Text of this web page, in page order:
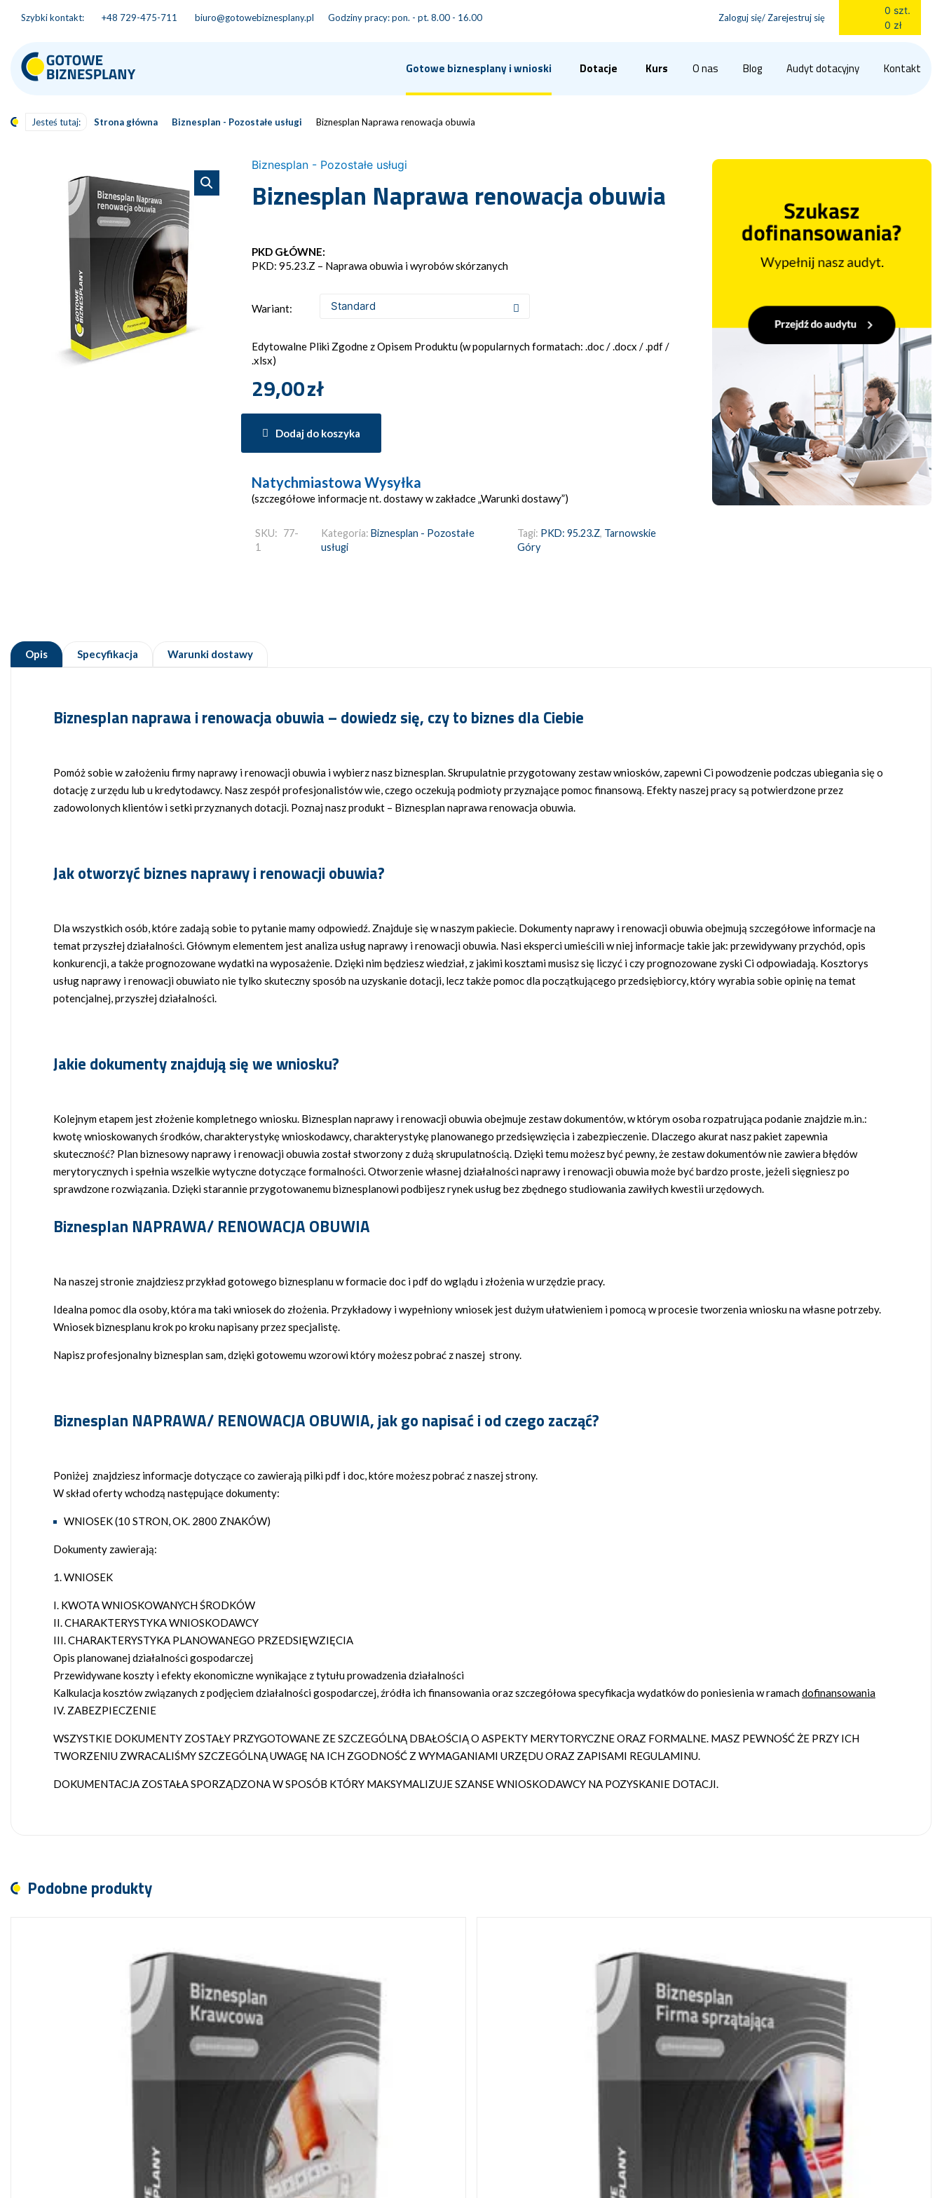
Szybki kontakt: +48 729-475-711 biuro@gotowebiznesplany.pl Godziny pracy: pon. - pt. 8.00 - 16.00 Zaloguj się/ Zarejestruj się
0 szt.
0 zł
Gotowe biznesplany i wnioski Dotacje Kurs O nas Blog Audyt dotacyjny Kontakt
Jesteś tutaj: Strona główna Biznesplan - Pozostałe usługi Biznesplan Naprawa renowacja obuwia
Biznesplan - Pozostałe usługi
Biznesplan Naprawa renowacja obuwia
PKD GŁÓWNE:
PKD: 95.23.Z – Naprawa obuwia i wyrobów skórzanych
Wariant:
Edytowalne Pliki Zgodne z Opisem Produktu (w popularnych formatach: .doc / .docx / .pdf /
.xlsx)
29,00zł
Dodaj do koszyka
Natychmiastowa Wysyłka
(szczegółowe informacje nt. dostawy w zakładce „Warunki dostawy”)
SKU: 77-
1
Kategoria:Biznesplan - Pozostałe
usługi
Tagi: PKD: 95.23.Z, Tarnowskie
Góry
Opis Specyfikacja Warunki dostawy
Biznesplan naprawa i renowacja obuwia – dowiedz się, czy to biznes dla Ciebie
Pomóż sobie w założeniu firmy naprawy i renowacji obuwia i wybierz nasz biznesplan. Skrupulatnie przygotowany zestaw wniosków, zapewni Ci powodzenie podczas ubiegania się o
dotację z urzędu lub u kredytodawcy. Nasz zespół profesjonalistów wie, czego oczekują podmioty przyznające pomoc finansową. Efekty naszej pracy są potwierdzone przez
zadowolonych klientów i setki przyznanych dotacji. Poznaj nasz produkt – Biznesplan naprawa renowacja obuwia.
Jak otworzyć biznes naprawy i renowacji obuwia?
Dla wszystkich osób, które zadają sobie to pytanie mamy odpowiedź. Znajduje się w naszym pakiecie. Dokumenty naprawy i renowacji obuwia obejmują szczegółowe informacje na
temat przyszłej działalności. Głównym elementem jest analiza usług naprawy i renowacji obuwia. Nasi eksperci umieścili w niej informacje takie jak: przewidywany przychód, opis
konkurencji, a także prognozowane wydatki na wyposażenie. Dzięki nim będziesz wiedział, z jakimi kosztami musisz się liczyć i czy prognozowane zyski Ci odpowiadają. Kosztorys
usług naprawy i renowacji obuwiato nie tylko skuteczny sposób na uzyskanie dotacji, lecz także pomoc dla początkującego przedsiębiorcy, który wyrabia sobie opinię na temat
potencjalnej, przyszłej działalności.
Jakie dokumenty znajdują się we wniosku?
Kolejnym etapem jest złożenie kompletnego wniosku. Biznesplan naprawy i renowacji obuwia obejmuje zestaw dokumentów, w którym osoba rozpatrująca podanie znajdzie m.in.:
kwotę wnioskowanych środków, charakterystykę wnioskodawcy, charakterystykę planowanego przedsięwzięcia i zabezpieczenie. Dlaczego akurat nasz pakiet zapewnia
skuteczność? Plan biznesowy naprawy i renowacji obuwia został stworzony z dużą skrupulatnością. Dzięki temu możesz być pewny, że zestaw dokumentów nie zawiera błędów
merytorycznych i spełnia wszelkie wytyczne dotyczące formalności. Otworzenie własnej działalności naprawy i renowacji obuwia może być bardzo proste, jeżeli sięgniesz po
sprawdzone rozwiązania. Dzięki starannie przygotowanemu biznesplanowi podbijesz rynek usług bez zbędnego studiowania zawiłych kwestii urzędowych.
Biznesplan NAPRAWA/ RENOWACJA OBUWIA
Na naszej stronie znajdziesz przykład gotowego biznesplanu w formacie doc i pdf do wglądu i złożenia w urzędzie pracy.
Idealna pomoc dla osoby, która ma taki wniosek do złożenia. Przykładowy i wypełniony wniosek jest dużym ułatwieniem i pomocą w procesie tworzenia wniosku na własne potrzeby.
Wniosek biznesplanu krok po kroku napisany przez specjalistę.
Napisz profesjonalny biznesplan sam, dzięki gotowemu wzorowi który możesz pobrać z naszej strony.
Biznesplan NAPRAWA/ RENOWACJA OBUWIA, jak go napisać i od czego zacząć?
Poniżej znajdziesz informacje dotyczące co zawierają pilki pdf i doc, które możesz pobrać z naszej strony.
W skład oferty wchodzą następujące dokumenty:
WNIOSEK (10 STRON, OK. 2800 ZNAKÓW)
Dokumenty zawierają:
WNIOSEK
I. KWOTA WNIOSKOWANYCH ŚRODKÓW
II. CHARAKTERYSTYKA WNIOSKODAWCY
III. CHARAKTERYSTYKA PLANOWANEGO PRZEDSIĘWZIĘCIA
Opis planowanej działalności gospodarczej
Przewidywane koszty i efekty ekonomiczne wynikające z tytułu prowadzenia działalności
Kalkulacja kosztów związanych z podjęciem działalności gospodarczej, źródła ich finansowania oraz szczegółowa specyfikacja wydatków do poniesienia w ramachdofinansowania
IV. ZABEZPIECZENIE
WSZYSTKIE DOKUMENTY ZOSTAŁY PRZYGOTOWANE ZE SZCZEGÓLNĄ DBAŁOŚCIĄ O ASPEKTY MERYTORYCZNE ORAZ FORMALNE. MASZ PEWNOŚĆ ŻE PRZY ICH
TWORZENIU ZWRACALIŚMY SZCZEGÓLNĄ UWAGĘ NA ICH ZGODNOŚĆ Z WYMAGANIAMI URZĘDU ORAZ ZAPISAMI REGULAMINU.
DOKUMENTACJA ZOSTAŁA SPORZĄDZONA W SPOSÓB KTÓRY MAKSYMALIZUJE SZANSE WNIOSKODAWCY NA POZYSKANIE DOTACJI.
Podobne produkty